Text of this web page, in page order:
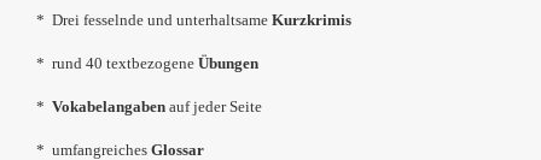
* Drei fesselnde und unterhaltsame Kurzkrimis
* rund 40 textbezogene Übungen
* Vokabelangaben auf jeder Seite
* umfangreiches Glossar